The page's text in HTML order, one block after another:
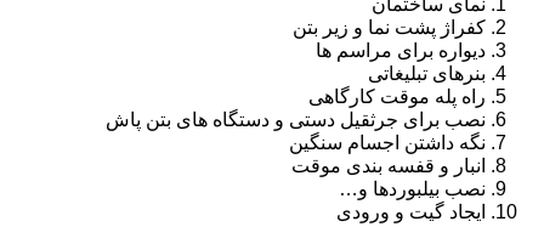
نمای ساختمان
کفراژ پشت نما و زیر بتن
دیواره برای مراسم ها
بنرهای تبلیغاتی
راه پله موقت کارگاهی
نصب برای جرثقیل دستی و دستگاه های بتن پاش
نگه داشتن اجسام سنگین
انبار و قفسه بندی موقت
نصب بیلبوردها و…
ایجاد گیت و ورودی